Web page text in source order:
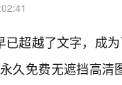
超越了文字，成
久免费无遮挡高清